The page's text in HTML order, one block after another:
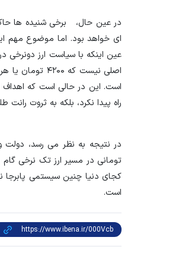
در عین حال، برخی شنیده ها
ای خواهد بود. اما موضوع مهم
عین اینکه با سیاست ارز
اصلی نیست که
است. این در حالی است که اهداف
راه پیدا نکرد، بلکه به ثروت رانت
تومانی در مسیر ارز تک نرخی گام
کجای دنیا چنین سیستمی پابرجا
است.